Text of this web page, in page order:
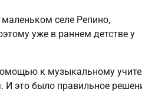
селе Репино,
уже в раннем детстве у
к музыкальному
И это было правильное